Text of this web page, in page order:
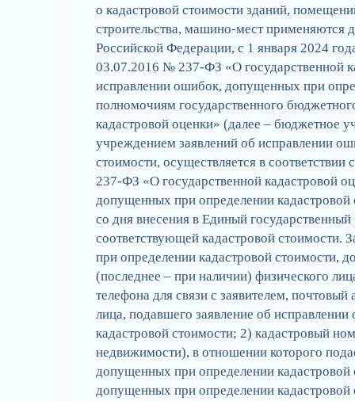
о кадастровой стоимости зданий,
строительства, машино-мест применяются
Российской Федерации, с 1 января 2024
03.07.2016 № 237-ФЗ «О государственной
исправлении ошибок, допущенных при
полномочиям государственного
кадастровой оценки» (далее – бюджетное
учреждением заявлений об исправлении
стоимости, осуществляется в
237-ФЗ «О государственной кадастровой
допущенных при определении кадастровой
со дня внесения в Единый
соответствующей кадастровой
при определении кадастровой стоимости,
(последнее – при наличии) физического
телефона для связи с заявителем,
лица, подавшего заявление об
кадастровой стоимости; 2) кадастровый
недвижимости), в отношении которого
допущенных при определении
допущенных при определении